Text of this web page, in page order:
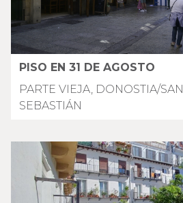
PISO EN 31 DE AGOSTO
PARTE VIEJA, DONOSTIA/SAN
SEBASTIÁN